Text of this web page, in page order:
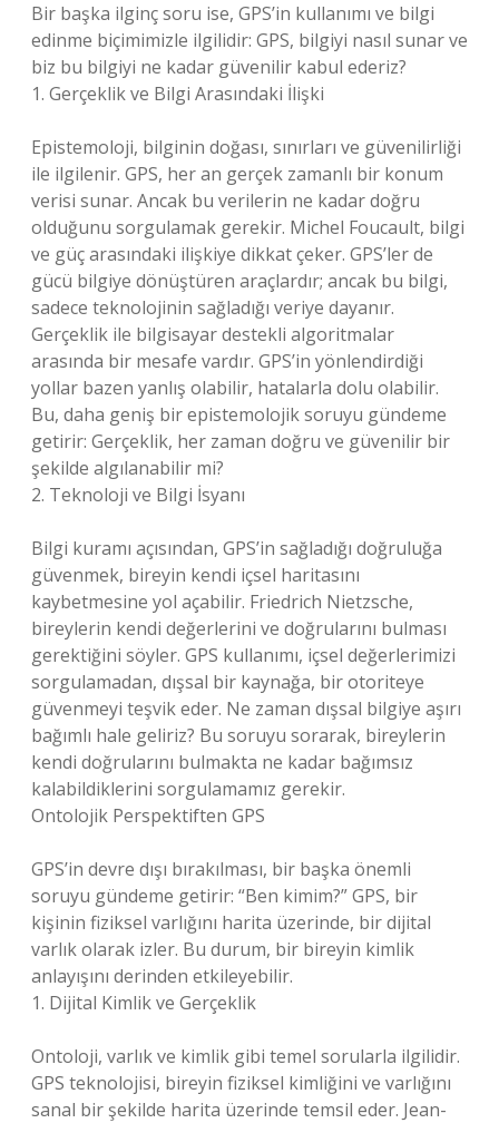
Bir başka ilginç soru ise, GPS’in kullanımı ve bilgi
edinme biçimimizle ilgilidir: GPS, bilgiyi nasıl sunar ve
biz bu bilgiyi ne kadar güvenilir kabul ederiz?
1. Gerçeklik ve Bilgi Arasındaki İlişki
Epistemoloji, bilginin doğası, sınırları ve güvenilirliği
ile ilgilenir. GPS, her an gerçek zamanlı bir konum
verisi sunar. Ancak bu verilerin ne kadar doğru
olduğunu sorgulamak gerekir. Michel Foucault, bilgi
ve güç arasındaki ilişkiye dikkat çeker. GPS’ler de
gücü bilgiye dönüştüren araçlardır; ancak bu bilgi,
sadece teknolojinin sağladığı veriye dayanır.
Gerçeklik ile bilgisayar destekli algoritmalar
arasında bir mesafe vardır. GPS’in yönlendirdiği
yollar bazen yanlış olabilir, hatalarla dolu olabilir.
Bu, daha geniş bir epistemolojik soruyu gündeme
getirir: Gerçeklik, her zaman doğru ve güvenilir bir
şekilde algılanabilir mi?
2. Teknoloji ve Bilgi İsyanı
Bilgi kuramı açısından, GPS’in sağladığı doğruluğa
güvenmek, bireyin kendi içsel haritasını
kaybetmesine yol açabilir. Friedrich Nietzsche,
bireylerin kendi değerlerini ve doğrularını bulması
gerektiğini söyler. GPS kullanımı, içsel değerlerimizi
sorgulamadan, dışsal bir kaynağa, bir otoriteye
güvenmeyi teşvik eder. Ne zaman dışsal bilgiye aşırı
bağımlı hale geliriz? Bu soruyu sorarak, bireylerin
kendi doğrularını bulmakta ne kadar bağımsız
kalabildiklerini sorgulamamız gerekir.
Ontolojik Perspektiften GPS
GPS’in devre dışı bırakılması, bir başka önemli
soruyu gündeme getirir: “Ben kimim?” GPS, bir
kişinin fiziksel varlığını harita üzerinde, bir dijital
varlık olarak izler. Bu durum, bir bireyin kimlik
anlayışını derinden etkileyebilir.
1. Dijital Kimlik ve Gerçeklik
Ontoloji, varlık ve kimlik gibi temel sorularla ilgilidir.
GPS teknolojisi, bireyin fiziksel kimliğini ve varlığını
sanal bir şekilde harita üzerinde temsil eder. Jean-